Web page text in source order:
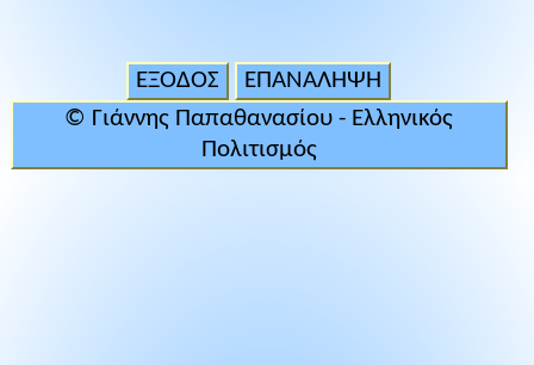
ΕΞΟΔΟΣ
ΕΠΑΝΑΛΗΨΗ
© Γιάννης Παπαθανασίου - Ελληνικός
Πολιτισμός